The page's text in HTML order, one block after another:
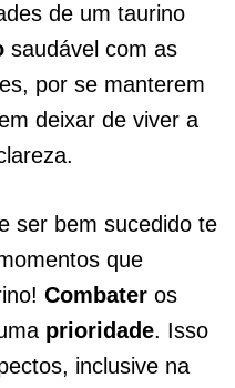
de um taurino
saudável com as
por se manterem
deixar de viver a
ser bem sucedido te
que
Combater os
prioridade. Isso
inclusive na